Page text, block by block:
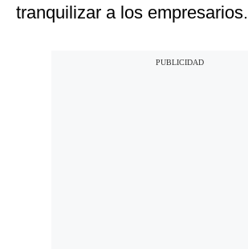
tranquilizar a los empresarios.